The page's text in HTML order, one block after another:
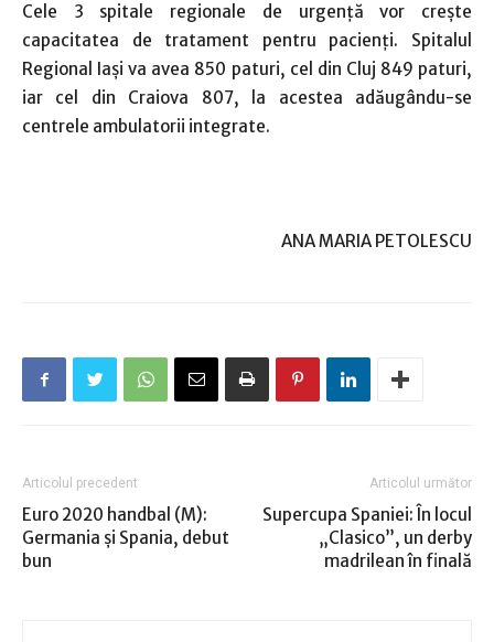
Cele 3 spitale regionale de urgență vor crește
capacitatea de tratament pentru pacienți. Spitalul
Regional Iaşi va avea 850 paturi, cel din Cluj 849 paturi,
iar cel din Craiova 807, la acestea adăugându-se
centrele ambulatorii integrate.
ANA MARIA PETOLESCU
Articolul precedent
Euro 2020 handbal (M):
Germania şi Spania, debut
bun
Articolul următor
Supercupa Spaniei: În locul
„Clasico”, un derby
madrilean în finală